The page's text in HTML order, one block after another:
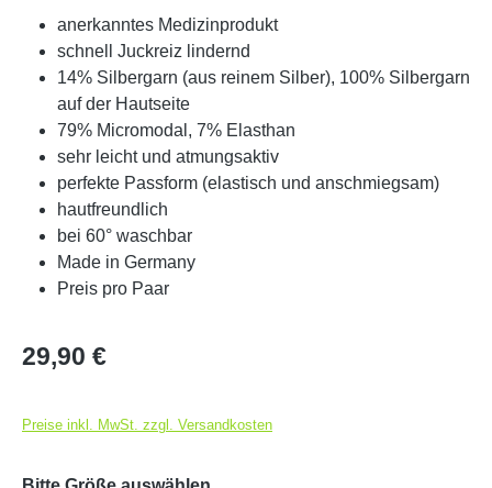
anerkanntes Medizinprodukt
schnell Juckreiz lindernd
14% Silbergarn (aus reinem Silber), 100% Silbergarn
auf der Hautseite
79% Micromodal, 7% Elasthan
sehr leicht und atmungsaktiv
perfekte Passform (elastisch und anschmiegsam)
hautfreundlich
bei 60° waschbar
Made in Germany
Preis pro Paar
Regulärer Preis:
29,90 €
Preise inkl. MwSt. zzgl. Versandkosten